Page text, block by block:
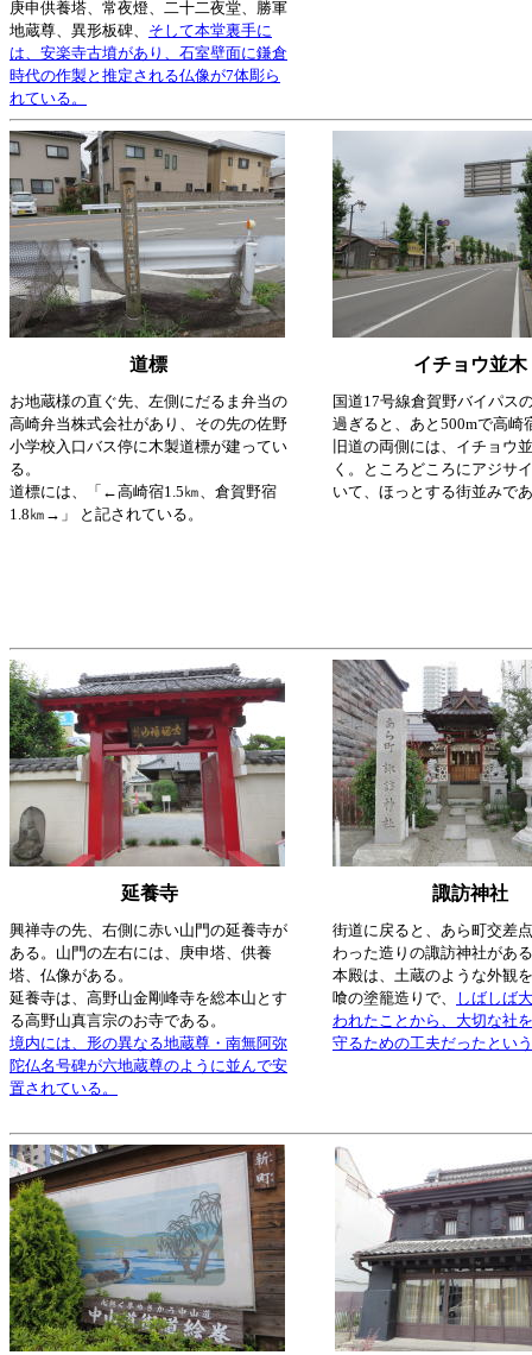
庚申供養塔、常夜燈、二十二夜堂、勝軍
地蔵尊、異形板碑、 そして本堂裏手に
は、安楽寺古墳があり、石室壁面に鎌倉
時代の作製と推定される仏像が7体彫ら
れている。
道標 イチョウ並木
お地蔵様の直ぐ先、左側にだるま弁当の
高崎弁当株式会社があり、その先の佐野
小学校入口バス停に木製道標が建ってい
る。
道標には、「←高崎宿1.5㎞、倉賀野宿
1.8㎞→」 と記されている。
国道17号線倉賀野バイパス
過ぎると、あと500mで高崎
旧道の両側には、イチョウ
く。ところどころにアジサ
いて、ほっとする街並みで
延養寺 諏訪神社
興禅寺の先、右側に赤い山門の延養寺が
ある。山門の左右には、庚申塔、供養
塔、仏像がある。
延養寺は、高野山金剛峰寺を総本山とす
る高野山真言宗のお寺である。
境内には、形の異なる地蔵尊・南無阿弥
陀仏名号碑が六地蔵尊のように並んで安
置されている。
街道に戻ると、あら町交差
わった造りの諏訪神社があ
本殿は、土蔵のような外観
喰の塗籠造りで、
しばしば
われたことから、大切な社
守るための工夫だったとい